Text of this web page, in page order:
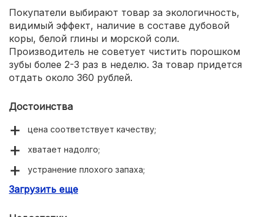
Покупатели выбирают товар за экологичность,
видимый эффект, наличие в составе дубовой
коры, белой глины и морской соли.
Производитель не советует чистить порошком
зубы более 2-3 раз в неделю. За товар придется
отдать около 360 рублей.
Достоинства
цена соответствует качеству;
хватает надолго;
устранение плохого запаха;
100 % натуральный состав.
Загрузить еще